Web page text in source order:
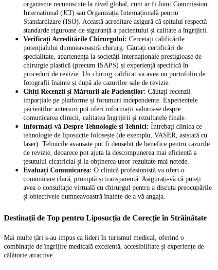
organisme recunoscute la nivel global, cum ar fi Joint Commission
International (JCI) sau Organizația Internațională pentru
Standardizare (ISO). Această acreditare asigură că spitalul respectă
standarde riguroase de siguranță a pacientului și calitate a îngrijirii.
Verificați Acreditările Chirurgului: Cercetați calificările
potențialului dumneavoastră chirurg. Căutați certificări de
specialitate, apartenența la societăți internaționale prestigioase de
chirurgie plastică (precum ISAPS) și experiență specifică în
proceduri de revizie. Un chirurg calificat va avea un portofoliu de
fotografii înainte și după ale cazurilor sale de revizie.
Citiți Recenzii și Mărturii ale Pacienților: Căutați recenzii
imparțiale pe platforme și forumuri independente. Experiențele
pacienților anteriori pot oferi informații valoroase despre
comunicarea clinicii, calitatea îngrijirii și rezultatele finale.
Informați-vă Despre Tehnologie și Tehnici: Întrebați clinica ce
tehnologie de liposucție folosește (de exemplu, VASER, asistată cu
laser). Tehnicile avansate pot fi deosebit de benefice pentru cazurile
de revizie, deoarece pot ajuta la descompunerea mai eficientă a
țesutului cicatricial și la obținerea unor rezultate mai netede.
Evaluați Comunicarea: O clinică profesionistă va oferi o
comunicare clară, promptă și transparentă. Asigurați-vă că puteți
avea o consultație virtuală cu chirurgul pentru a discuta preocupările
și obiectivele dumneavoastră înainte de a vă angaja.
Destinații de Top pentru Liposucția de Corecție în Străinătate
Mai multe țări s-au impus ca lideri în turismul medical, oferind o
combinație de îngrijire medicală excelentă, accesibilitate și experiențe de
călătorie atractive.